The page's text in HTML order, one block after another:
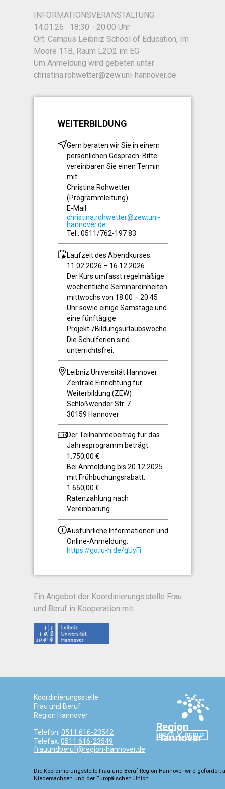
INFORMATIONSVERANSTALTUNG
14.01.26 18:30 - 20:00 Uhr
Ort: Campus Leibniz School of Education, Im
Moore 11B, Raum L2D2 im EG
Um Anmeldung wird gebeten unter
christina.rohwetter@zew.uni-hannover.de
WEITERBILDUNG
Gern beraten wir Sie in einem
persönlichen Gespräch. Bitte
vereinbaren Sie einen Termin
mit
Christina Rohwetter
(Programmleitung)
E-Mail:
christina.rohwetter@zew.uni-
hannover.de
Tel.: 0511/762-197 83
Laufzeit des Abendkurses:
11.02.2026 – 16.12.2026
Der Kurs umfasst regelmäßige
wöchentliche Seminareinheiten
mittwochs von 18:00 – 20:45
Uhr sowie einige Samstage und
eine fünftägige
Projekt-/Bildungsurlaubswoche.
Die Schulferien sind
unterrichtsfrei.
Leibniz Universität Hannover
Zentrale Einrichtung für
Weiterbildung (ZEW)
Schloßwender Str. 7
30159 Hannover
Der Teilnahmebeitrag für das
Jahresprogramm beträgt:
1.750,00 €
Bei Anmeldung bis 20.12.2025
mit Frühbuchungsrabatt:
1.650,00 €
Ratenzahlung nach
Vereinbarung
Ausführliche Informationen und
Online-Anmeldung:
https://go.lu-h.de/gUyFi
Ein Angebot der Koordinierungsstelle Frau
und Beruf in Kooperation mit:
Koordinierungsstelle
Frau und Beruf
Region Hannover
Telefon:0511 616-23542
Telefax:0511 616-23549
frauundberuf@region-hannover.de
Die Koordinierungsstelle Frau und Beruf Region Hannover wird gefördert
Niedersachsen und der Europäischen Union.